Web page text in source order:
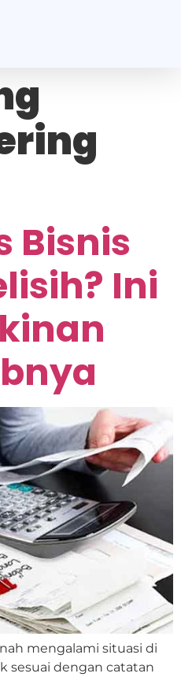
Bisnis
Ini
mengalami situasi di
sesuai dengan catatan